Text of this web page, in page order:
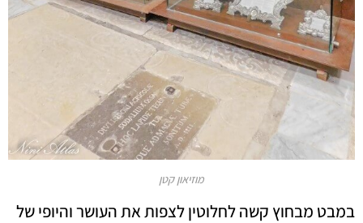
מוזיאון קטן
במבט מבחוץ קשה לחלוטין לצפות את העושר והיופי של